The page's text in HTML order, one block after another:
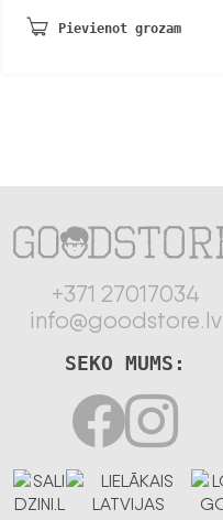
Pievienot grozam
+371 27017034
info@goodstore.lv
SEKO MUMS: